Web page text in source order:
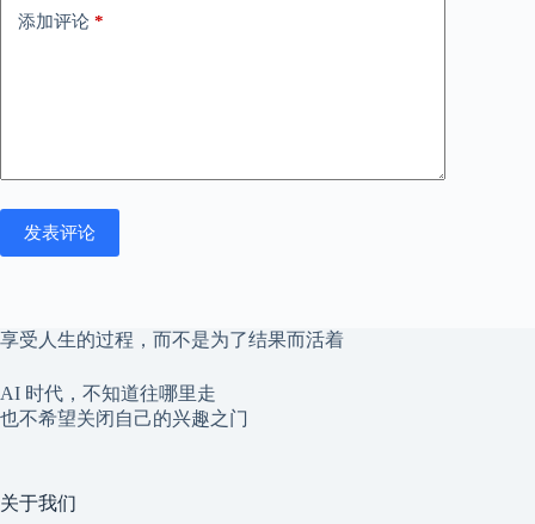
添加评论 *
发表评论
享受人生的过程，而不是为了结果而活着
AI 时代，不知道往哪里走
也不希望关闭自己的兴趣之门
关于我们